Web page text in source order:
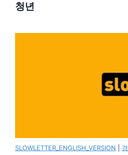
청년
SLOWLETTER_ENGLISH_VERSION